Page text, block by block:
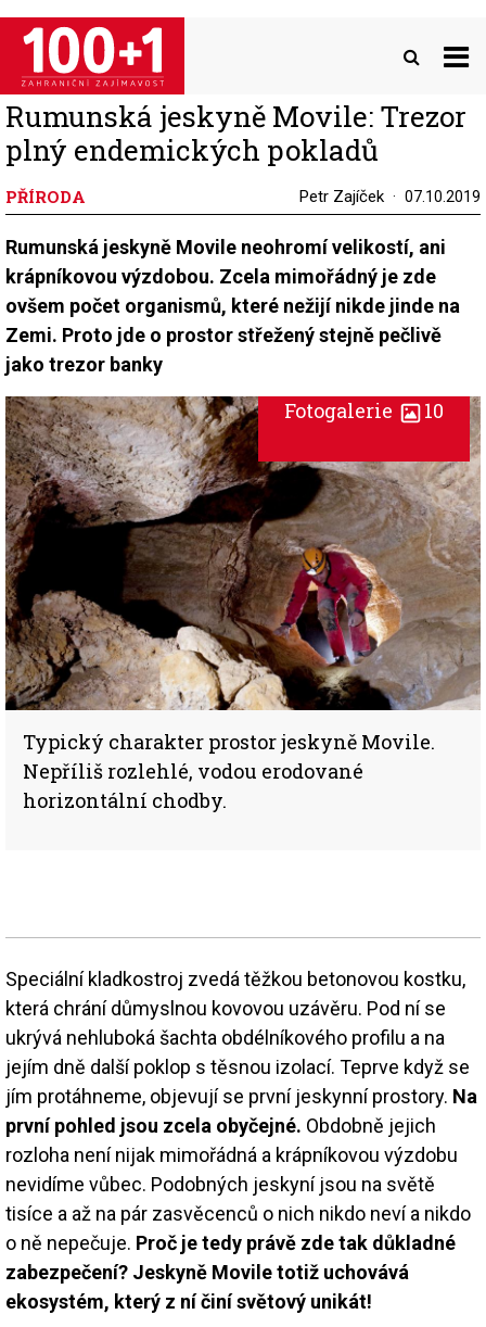
Přejít
hlavnímu
obsahu
Rumunská jeskyně Movile: Trezor
plný endemických pokladů
PŘÍRODA Petr Zajíček 07.10.2019
Rumunská jeskyně Movile neohromí velikostí, ani
krápníkovou výzdobou. Zcela mimořádný je zde
ovšem počet organismů, které nežijí nikde jinde na
Zemi. Proto jde o prostor střežený stejně pečlivě
jako trezor banky
Typický charakter prostor jeskyně Movile.
Nepříliš rozlehlé, vodou erodované
horizontální chodby.
Fotogalerie 10
Speciální kladkostroj zvedá těžkou betonovou kostku,
která chrání důmyslnou kovovou uzávěru. Pod ní se
ukrývá nehluboká šachta obdélníkového profilu a na
jejím dně další poklop s těsnou izolací. Teprve když se
jím protáhneme, objevují se první jeskynní prostory. Na
první pohled jsou zcela obyčejné. Obdobně jejich
rozloha není nijak mimořádná a krápníkovou výzdobu
nevidíme vůbec. Podobných jeskyní jsou na světě
tisíce a až na pár zasvěcenců o nich nikdo neví a nikdo
o ně nepečuje. Proč je tedy právě zde tak důkladné
zabezpečení? Jeskyně Movile totiž uchovává
ekosystém, který z ní činí světový unikát!